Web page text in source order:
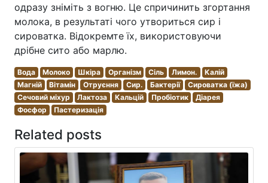
одразу зніміть з вогню. Це спричинить згортання
молока, в результаті чого утвориться сир і
сироватка. Відокремте їх, використовуючи
дрібне сито або марлю.
Вода Молоко Шкіра Організм Сіль Лимон.
Калій
Магній
Вітамін Отруєння Сир. Бактерії
Сироватка (їжа)
Сечовий міхур
Лактоза Кальцій Пробіотик
Діарея
Фосфор
Пастеризація
Related posts